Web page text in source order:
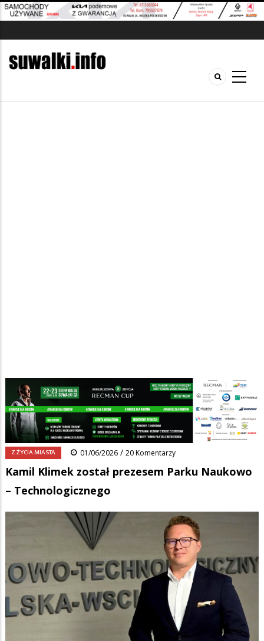
Ścieżka
nawigacyjna
Strona główna/Wiadomości/Z życia miasta/
Kamil Klimek został prezesem Parku Naukowo – Technologicznego
FacebookPinterestTumblr Reddit Share
Z ŻYCIA MIASTA 01/06/2026 / 20 Komentarzy
Kamil Klimek został prezesem Parku Naukowo
– Technologicznego